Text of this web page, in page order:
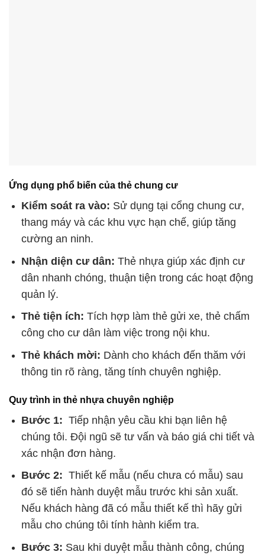
Ứng dụng phổ biến của thẻ chung cư
Kiểm soát ra vào: Sử dụng tại cổng chung cư,
thang máy và các khu vực hạn chế, giúp tăng
cường an ninh.
Nhận diện cư dân: Thẻ nhựa giúp xác định cư
dân nhanh chóng, thuận tiện trong các hoạt động
quản lý.
Thẻ tiện ích: Tích hợp làm thẻ gửi xe, thẻ chấm
công cho cư dân làm việc trong nội khu.
Thẻ khách mời: Dành cho khách đến thăm với
thông tin rõ ràng, tăng tính chuyên nghiệp.
Quy trình in thẻ nhựa chuyên nghiệp
Bước 1: Tiếp nhận yêu cầu khi bạn liên hệ
chúng tôi. Đội ngũ sẽ tư vấn và báo giá chi tiết và
xác nhận đơn hàng.
Bước 2: Thiết kế mẫu (nếu chưa có mẫu) sau
đó sẽ tiến hành duyệt mẫu trước khi sản xuất.
Nếu khách hàng đã có mẫu thiết kế thì hãy gửi
mẫu cho chúng tôi tính hành kiểm tra.
Bước 3: Sau khi duyệt mẫu thành công, chúng